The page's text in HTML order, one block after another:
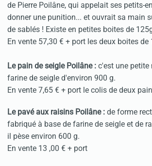
de Pierre Poilâne, qui appelait ses petits-
donner une punition... et ouvrait sa main
de sablés ! Existe en petites boites de
En vente 57,30 € + port les deux boites de
Le pain de seigle Poilâne : c'est une petite
farine de seigle d'environ 900 g.
En vente 7,65 € + port le colis de deux
Le pavé aux raisins Poilâne : de forme
fabriqué à base de farine de seigle et de
il pèse environ 600 g.
En vente 13 ,00 € + port